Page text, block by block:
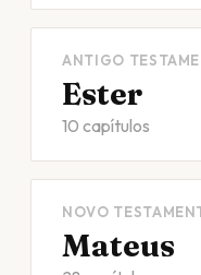
ANTIGO
Ester
10 capítulos
NOVO
Mateus